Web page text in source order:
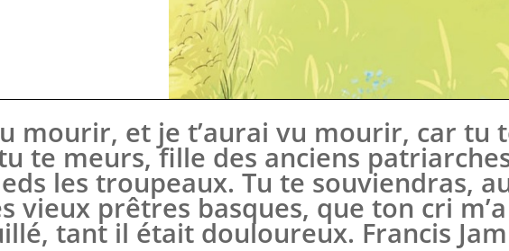
mourir, et je t’aurai vu mourir, car tu
te meurs, fille des anciens
les troupeaux. Tu te souviendras,
vieux prêtres basques, que ton cri
tant il était douloureux. Francis